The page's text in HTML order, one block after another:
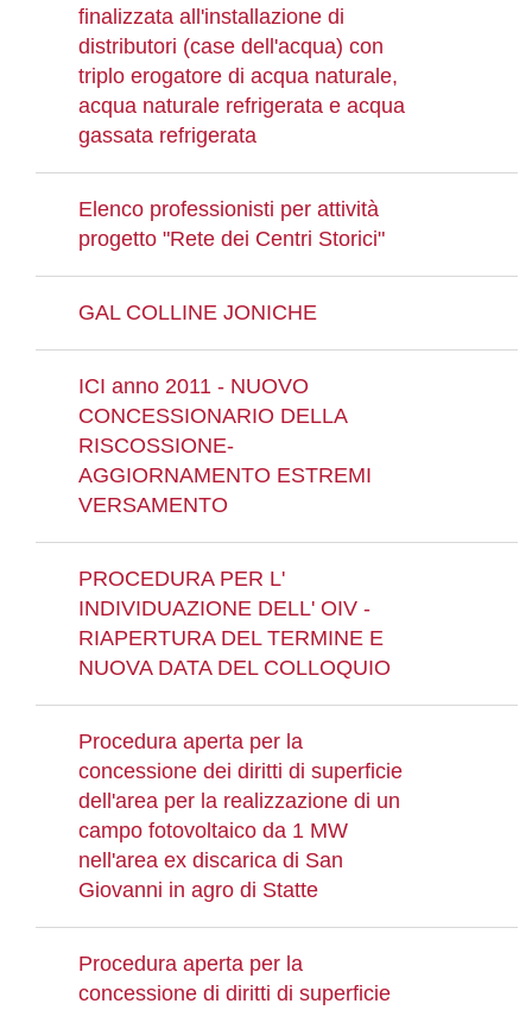
finalizzata all'installazione di
distributori (case dell'acqua) con
triplo erogatore di acqua naturale,
acqua naturale refrigerata e acqua
gassata refrigerata
Elenco professionisti per attività
progetto "Rete dei Centri Storici"
GAL COLLINE JONICHE
ICI anno 2011 - NUOVO
CONCESSIONARIO DELLA
RISCOSSIONE-
AGGIORNAMENTO ESTREMI
VERSAMENTO
PROCEDURA PER L'
INDIVIDUAZIONE DELL' OIV -
RIAPERTURA DEL TERMINE E
NUOVA DATA DEL COLLOQUIO
Procedura aperta per la
concessione dei diritti di superficie
dell'area per la realizzazione di un
campo fotovoltaico da 1 MW
nell'area ex discarica di San
Giovanni in agro di Statte
Procedura aperta per la
concessione di diritti di superficie